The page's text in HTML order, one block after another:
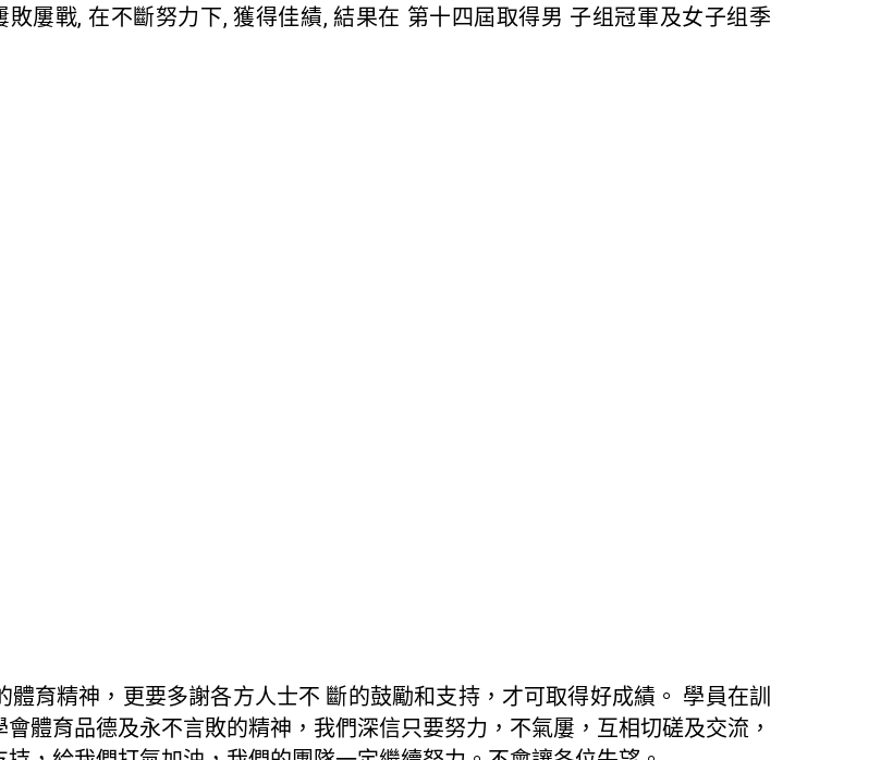
屢戰, 在不斷努力下, 獲得佳績, 結果在 第十四屆取得男 子组冠軍及女子组季
育精神，更要多謝各方人士不 斷的鼓勵和支持，才可取得好成績。 學員在訓
體育品德及永不言敗的精神，我們深信只要努力，不氣屢，互相切磋及交流，